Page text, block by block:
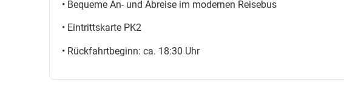
• Bequeme An- und Abreise im modernen Reisebus
• Eintrittskarte PK2
• Rückfahrtbeginn: ca. 18:30 Uhr